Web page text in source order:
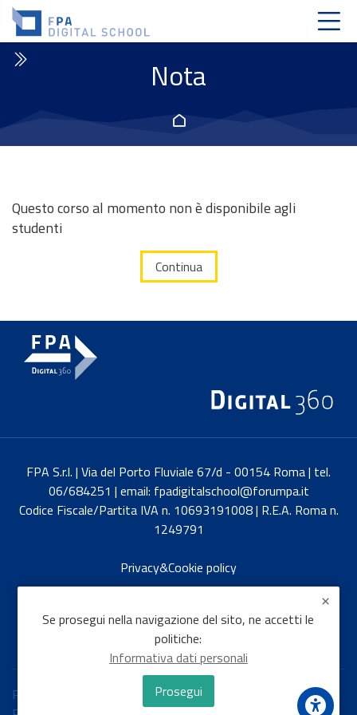
Skip to navigation
Skip to login form
Vai al contenuto principale
Skip to accessibility options
Skip to footer
Skip accessibility options
Nota
Home
Questo corso al momento non è disponibile agli
studenti
Continua
FPA S.r.l. | Via del Porto Fluviale 67/d - 00154 Roma | tel.
06/684251 | email: fpadigitalschool@forumpa.it
Codice Fiscale/Partita IVA n. 10693191008 | R.E.A. Roma n.
1249791
Privacy&Cookie policy
Politiche
Se prosegui nella navigazione del sito, ne accetti le
politiche:
Informativa dati personali
Prosegui